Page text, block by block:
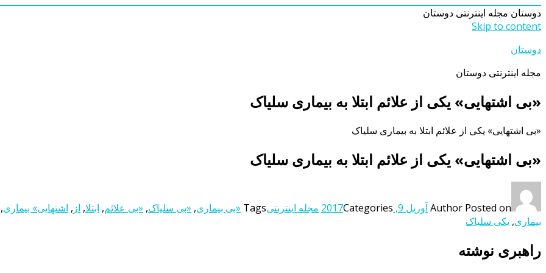
دوستان مجله اینترنتی دوستان
Skip to content
دوستان
مجله اینترنتی دوستان
«بی اشتهایی» یکی از علائم ابتلا به بیماری سلیاک
«بی اشتهایی» یکی از علائم ابتلا به بیماری سلیاک
«بی اشتهایی» یکی از علائم ابتلا به بیماری سلیاک
Author Posted on آوریل 9, 2017 Categories مجله اینترنتیTags «بی بیماری, «بی سلیاک, «بی علائم, ابتلا, از , اشتهایی» بیماری
بیماری, یکی سلیاک
راهبری نوشته